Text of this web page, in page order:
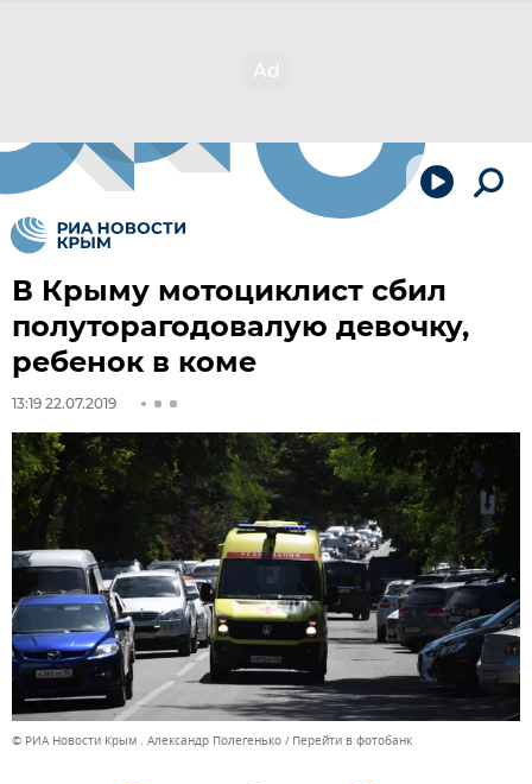
В Крыму мотоциклист сбил
полуторагодовалую девочку,
ребенок в коме
13:19 22.07.2019
© РИА Новости Крым . Александр Полегенько Перейти в фотобанк